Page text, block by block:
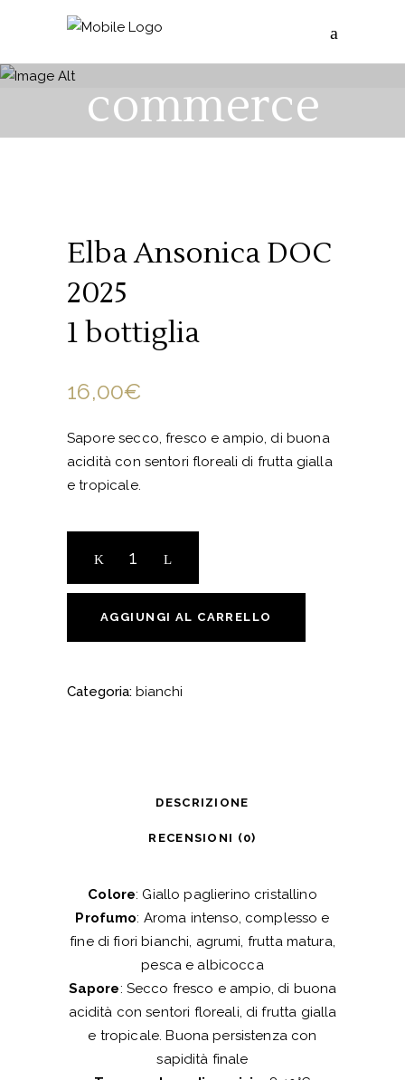
commerce
Elba Ansonica DOC
2025
1 bottiglia
16,00€
Sapore secco, fresco e ampio, di buona
acidità con sentori floreali di frutta gialla
e tropicale.
Ansonica
DOC
quantity
AGGIUNGI AL CARRELLO
Categoria: bianchi
DESCRIZIONE
RECENSIONI (0)
Colore: Giallo paglierino cristallino
Profumo: Aroma intenso, complesso e
fine di fiori bianchi, agrumi, frutta matura,
pesca e albicocca
Sapore: Secco fresco e ampio, di buona
acidità con sentori floreali, di frutta gialla
e tropicale. Buona persistenza con
sapidità finale